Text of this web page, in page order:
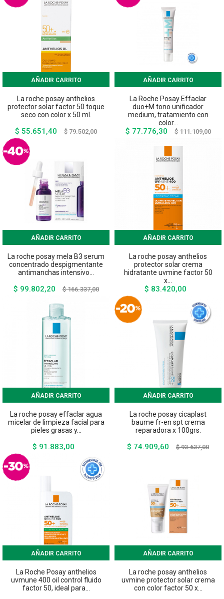
AÑADIR CARRITO
La roche posay anthelios
protector solar factor 50 toque
seco con color x 50 ml.
$ 55.651,40
Precio
$ 79.502,00Precio
AÑADIR CARRITO
La Roche Posay Effaclar
duo+M tono unificador
medium, tratamiento con
color...
$ 77.776,30
Precio
$ 111.109,00
AÑADIR CARRITO
La roche posay mela B3 serum
concentrado despigmentante
antimanchas intensivo...
$ 99.802,20
Precio
$ 166.337,00Precio
AÑADIR CARRITO
La roche posay anthelios
protector solar crema
hidratante uvmine factor 50
x...
$ 83.420,00
AÑADIR CARRITO
La roche posay effaclar agua
micelar de limpieza facial para
pieles grasas y...
$ 91.883,00
AÑADIR CARRITO
La roche posay cicaplast
baume fr-en spt crema
reparadora x 100grs.
$ 74.909,60
Precio
$ 93.637,00
AÑADIR CARRITO
La Roche Posay anthelios
uvmune 400 oil control fluido
factor 50, ideal para...
AÑADIR CARRITO
La roche posay anthelios
uvmine protector solar crema
con color factor 50 x...